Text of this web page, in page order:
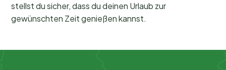
stellst du sicher, dass du deinen Urlaub zur
gewünschten Zeit genießen kannst.